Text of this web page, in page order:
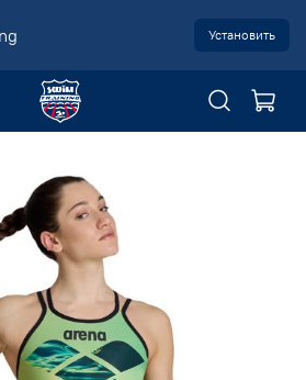
Установить